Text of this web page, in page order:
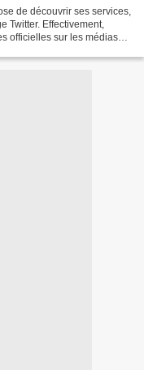
de découvrir ses services,
Twitter. Effectivement,
officielles sur les médias